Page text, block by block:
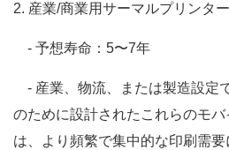
2. 産業/商業用サーマルプリンター
- 予想寿命：5〜7年
- 産業、物流、または製造設定
のために設計されたこれらのモ
は、より頻繁で集中的な印刷需